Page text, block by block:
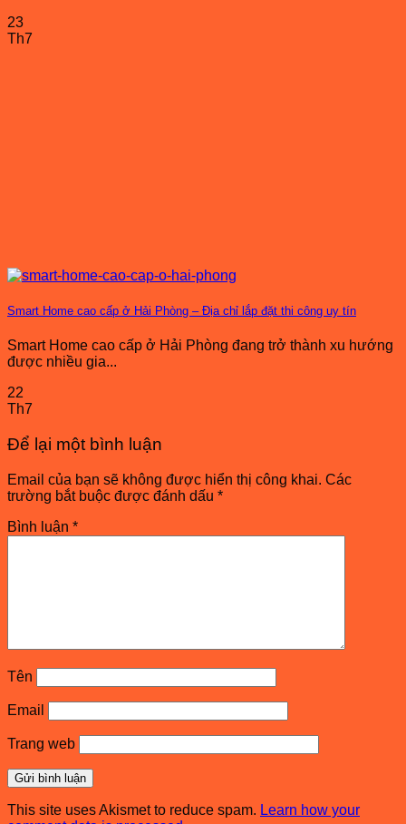
23
Th7
Smart Home cao cấp ở Hải Phòng – Địa chỉ lắp đặt thi công uy tín
Smart Home cao cấp ở Hải Phòng đang trở thành xu hướng
được nhiều gia...
22
Th7
Để lại một bình luận
Email của bạn sẽ không được hiển thị công khai. Các
trường bắt buộc được đánh dấu *
Bình luận *
Tên
Email
Trang web
This site uses Akismet to reduce spam. Learn how your